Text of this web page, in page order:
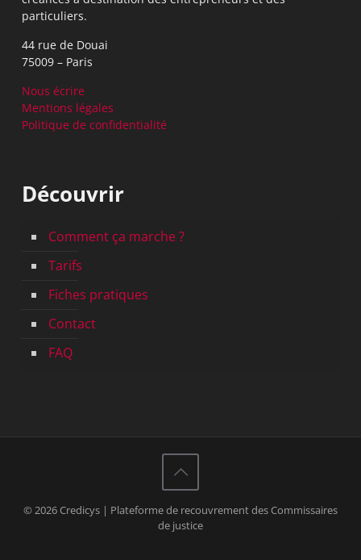
particuliers.
44 rue de Douai
75009 – Paris
Nous écrire
Mentions légales
Politique de confidentialité
Découvrir
Comment ça marche ?
Tarifs
Fiches pratiques
Contact
FAQ
© 2026 Credicys | Plateforme de recouvrement des Commissaires
de justice